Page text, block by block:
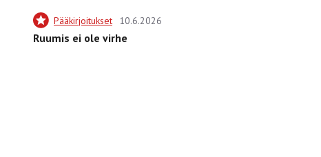
Pääkirjoitukset 10.6.2026
Ruumis ei ole virhe